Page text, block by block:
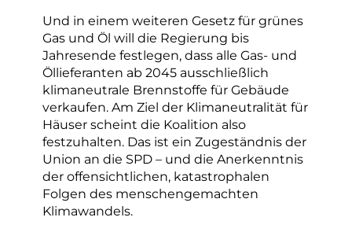
Und in einem weiteren Gesetz für grünes
Gas und Öl will die Regierung bis
Jahresende festlegen, dass alle Gas- und
Öllieferanten ab 2045 ausschließlich
klimaneutrale Brennstoffe für Gebäude
verkaufen. Am Ziel der Klimaneutralität für
Häuser scheint die Koalition also
festzuhalten. Das ist ein Zugeständnis der
Union an die SPD – und die Anerkenntnis
der offensichtlichen, katastrophalen
Folgen des menschengemachten
Klimawandels.